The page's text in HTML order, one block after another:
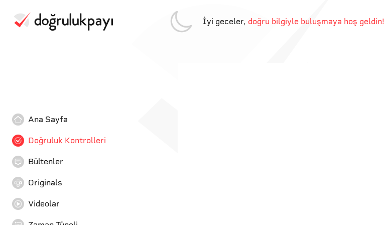
İyi geceler, doğru bilgiyle buluşmaya hoş geldin!
Ana Sayfa
Doğruluk Kontrolleri
Bültenler
Originals
Videolar